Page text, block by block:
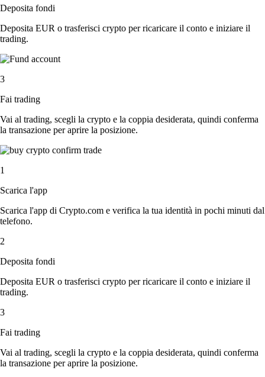
Deposita fondi
Deposita EUR o trasferisci crypto per ricaricare il conto e iniziare il
trading.
3
Fai trading
Vai al trading, scegli la crypto e la coppia desiderata, quindi conferma
la transazione per aprire la posizione.
1
Scarica l'app
Scarica l'app di Crypto.com e verifica la tua identità in pochi minuti dal
telefono.
2
Deposita fondi
Deposita EUR o trasferisci crypto per ricaricare il conto e iniziare il
trading.
3
Fai trading
Vai al trading, scegli la crypto e la coppia desiderata, quindi conferma
la transazione per aprire la posizione.